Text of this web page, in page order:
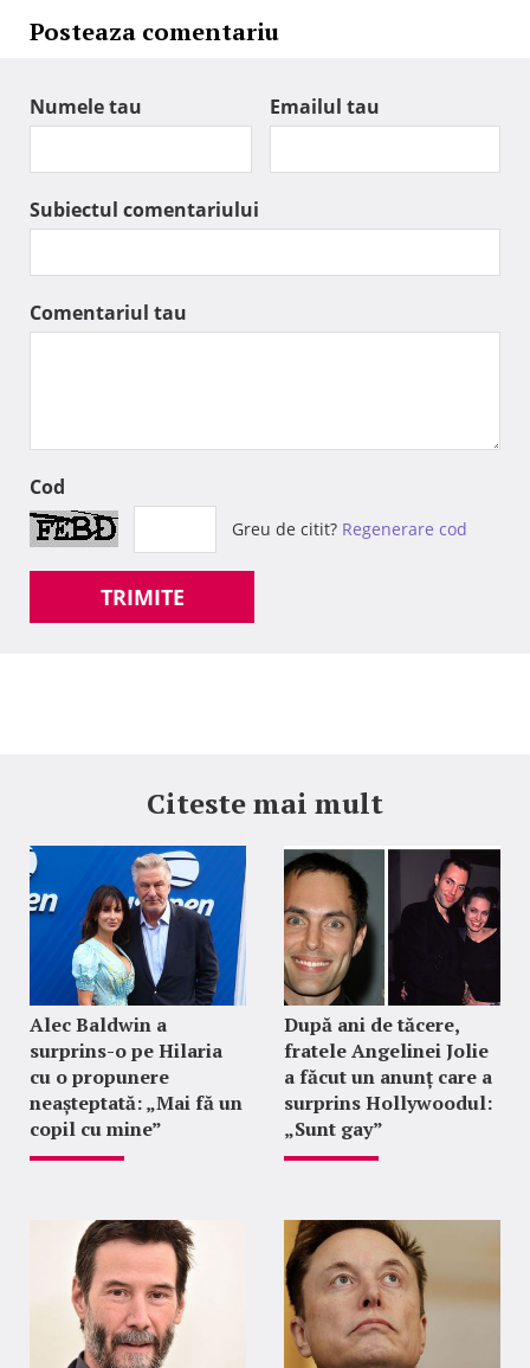
Posteaza comentariu
Numele tau Emailul tau
Subiectul comentariului
Comentariul tau
Cod
Greu de citit? Regenerare cod
TRIMITE
Citeste mai mult
Alec Baldwin a
surprins-o pe Hilaria
cu o propunere
neașteptată: „Mai fă un
copil cu mine”
După ani de tăcere,
fratele Angelinei Jolie
a făcut un anunț care a
surprins Hollywoodul:
„Sunt gay”